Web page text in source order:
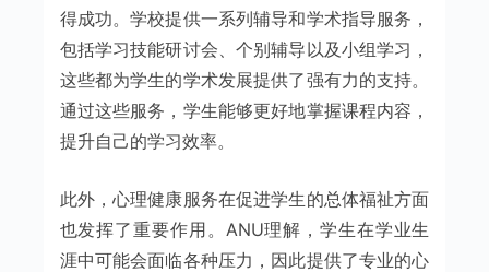
得成功。学校提供一系列辅导和学术指导服务，
包括学习技能研讨会、个别辅导以及小组学习，
这些都为学生的学术发展提供了强有力的支持。
通过这些服务，学生能够更好地掌握课程内容，
提升自己的学习效率。
此外，心理健康服务在促进学生的总体福祉方面
也发挥了重要作用。ANU理解，学生在学业生
涯中可能会面临各种压力，因此提供了专业的心